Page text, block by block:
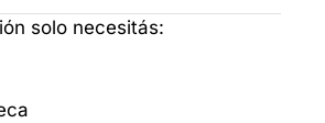
solo necesitás: